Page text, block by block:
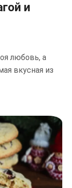
и
любовь, а
вкусная из